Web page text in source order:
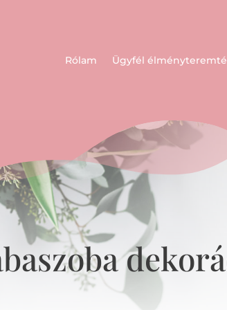
Rólam Ügyfél